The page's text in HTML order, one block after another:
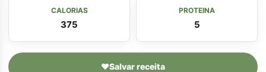
CALORIAS
375
PROTEINA
5
♥Salvar receita